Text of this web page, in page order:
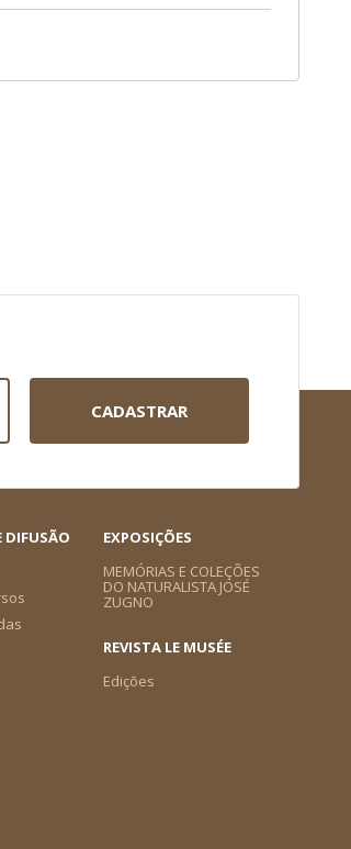
CADASTRAR
DIFUSÃO
EXPOSIÇÕES
MEMÓRIAS E COLEÇÕES
DO NATURALISTA JOSÉ
ZUGNO
REVISTA LE MUSÉE
Edições